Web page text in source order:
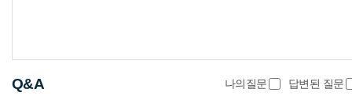
Q&A 나의질문 답변된 질문